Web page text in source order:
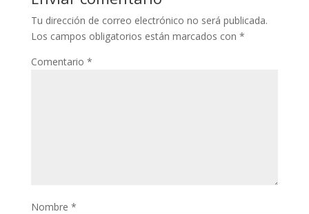
Tu dirección de correo electrónico no será publicada.
Los campos obligatorios están marcados con *
Comentario *
Nombre *